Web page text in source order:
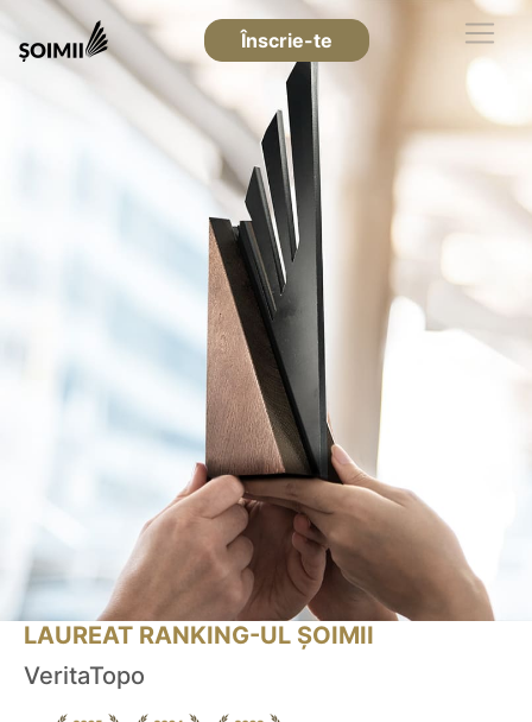
Înscrie-te
LAUREAT RANKING-UL ȘOIMII
VeritaTopo